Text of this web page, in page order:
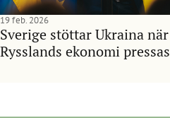
Sverige stöttar Ukraina när
Rysslands ekonomi pressas
19 feb. 2026